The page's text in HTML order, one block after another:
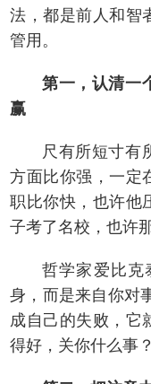
法，都是前人和智
管用。
第一，认清一
赢
尺有所短寸有
方面比你强，一定
职比你快，也许他
子考了名校，也许
哲学家爱比克
身，而是来自你对
成自己的失败，它
得好，关你什么事